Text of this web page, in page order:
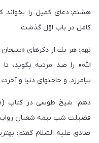
هشتم: دعاى كميل را
كامل در باب اوّل گذشت.
نهم: هر يك از ذكرهاى «سبحان
اللّه» را صد مرتبه بگويد،
بيامرزد، و حاجتهاى دنيا و آخرت
دهم: شيخ طوسى در كتاب
فضيلت شب نيمه شعبان
صادق عليه السّلام گفتم: